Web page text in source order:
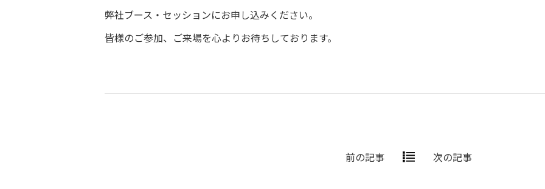
弊社ブース・セッションにお申し込みください。
皆様のご参加、ご来場を心よりお待ちしております。
前の記事 次の記事